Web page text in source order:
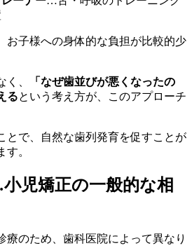
お子様への身体的な負担が比較的少
く、
「なぜ歯並びが悪くなったの
るという考え方が、このアプローチ
とで、自然な歯列発育を促すことが
。
児矯正の一般的な相
療のため、歯科医院によって異なり